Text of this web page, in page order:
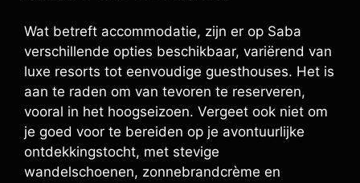
Wat betreft accommodatie, zijn er op Saba
verschillende opties beschikbaar, variërend van
luxe resorts tot eenvoudige guesthouses. Het is
aan te raden om van tevoren te reserveren,
vooral in het hoogseizoen. Vergeet ook niet om
je goed voor te bereiden op je avontuurlijke
ontdekkingstocht, met stevige
wandelschoenen, zonnebrandcrème en